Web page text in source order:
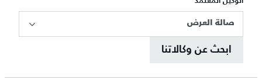
صالة العرض
ابحث عن وكالاتنا